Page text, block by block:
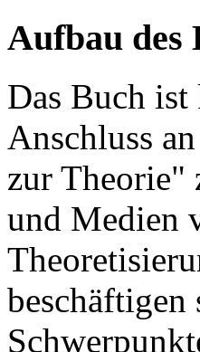
Aufbau des
Das Buch
Anschluss
zur Theorie"
und Medien